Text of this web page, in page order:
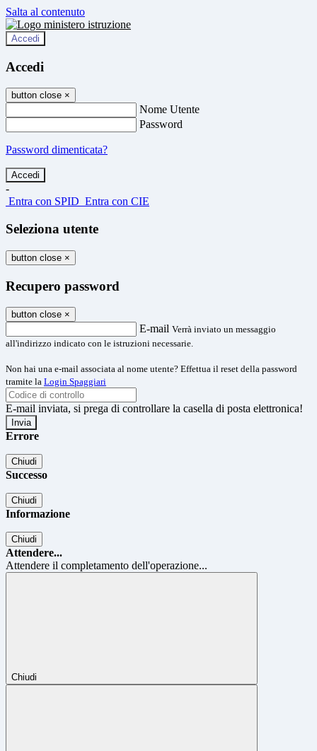
Salta al contenuto
Accedi
Accedi
button close ×
Nome Utente
Password
Password dimenticata?
-
Entra con SPID Entra con CIE
Seleziona utente
button close ×
Recupero password
button close ×
E-mail Verrà inviato un messaggio
all'indirizzo indicato con le istruzioni necessarie.
Non hai una e-mail associata al nome utente? Effettua il reset della password
tramite la Login Spaggiari
E-mail inviata, si prega di controllare la casella di posta elettronica!
Errore
Chiudi
Successo
Chiudi
Informazione
Chiudi
Attendere...
Attendere il completamento dell'operazione...
Chiudi